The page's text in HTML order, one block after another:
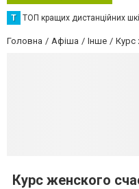
Т ТОП кращих дистанційних
Головна Афіша Інше Курс
Курс женского